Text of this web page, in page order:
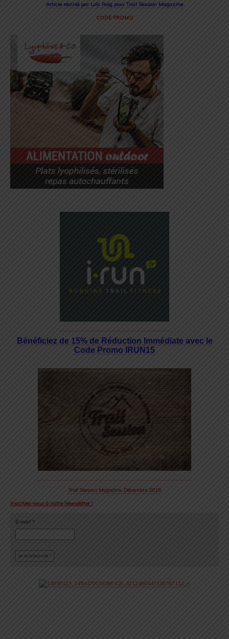
Article réalisé par Loïc Roig pour Trail Session Magazine
CODE PROMO
Bénéficiez de 15% de Réduction Immédiate avec le
Code Promo IRUN15
Trail Session Magazine, Décembre 2018
Inscrivez-vous à notre Newsletter !
E-mail *